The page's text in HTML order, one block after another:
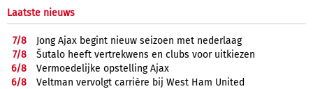
Laatste nieuws
7/8
Jong Ajax begint nieuw seizoen met nederlaag
7/8
Šutalo heeft vertrekwens en clubs voor uitkiezen
6/8
Vermoedelijke opstelling Ajax
6/8
Veltman vervolgt carrière bij West Ham United